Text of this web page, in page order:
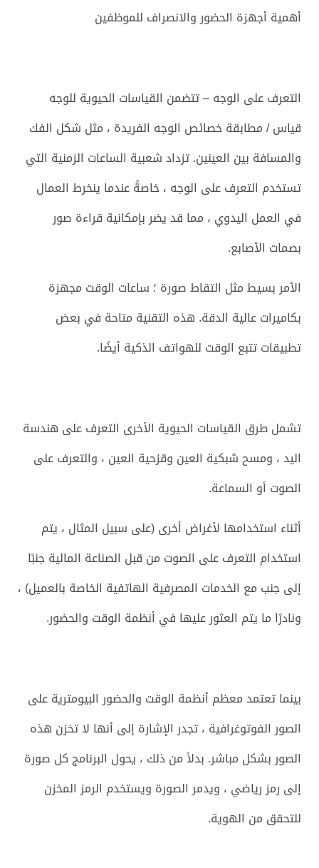
أهمية أجهزة الحضور والانصراف للموظفين
التعرف على الوجه – تتضمن القياسات الحيوية للوجه
قياس / مطابقة خصائص الوجه الفريدة ، مثل شكل الفك
والمسافة بين العينين. تزداد شعبية الساعات الزمنية التي
تستخدم التعرف على الوجه ، خاصةً عندما ينخرط العمال
في العمل اليدوي ، مما قد يضر بإمكانية قراءة صور
بصمات الأصابع.
الأمر بسيط مثل التقاط صورة ؛ ساعات الوقت مجهزة
بكاميرات عالية الدقة. هذه التقنية متاحة في بعض
تطبيقات تتبع الوقت للهواتف الذكية أيضًا.
تشمل طرق القياسات الحيوية الأخرى التعرف على هندسة
اليد ، ومسح شبكية العين وقزحية العين ، والتعرف على
الصوت أو السماعة.
أثناء استخدامها لأغراض أخرى (على سبيل المثال ، يتم
استخدام التعرف على الصوت من قبل الصناعة المالية جنبًا
إلى جنب مع الخدمات المصرفية الهاتفية الخاصة بالعميل) ،
ونادرًا ما يتم العثور عليها في أنظمة الوقت والحضور.
بينما تعتمد معظم أنظمة الوقت والحضور البيومترية على
الصور الفوتوغرافية ، تجدر الإشارة إلى أنها لا تخزن هذه
الصور بشكل مباشر. بدلاً من ذلك ، يحول البرنامج كل صورة
إلى رمز رياضي ، ويدمر الصورة ويستخدم الرمز المخزن
للتحقق من الهوية.